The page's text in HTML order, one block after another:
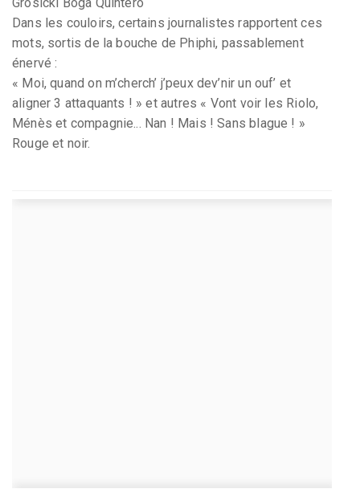
Dans les couloirs, certains journalistes rapportent ces
mots, sortis de la bouche de Phiphi, passablement
énervé :
« Moi, quand on m’cherch’ j’peux dev’nir un ouf’ et
aligner 3 attaquants ! » et autres « Vont voir les Riolo,
Ménès et compagnie... Nan ! Mais ! Sans blague ! »
Rouge et noir.